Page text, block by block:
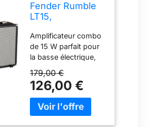
Fender Rumble
LT15,
Combo pour
Guitare Basse
Electrique, Ampli
d'Etude Idéal
pour Basse
Electrique, Noir
Amplificateur combo
de 15 W parfait pour
la basse électrique,
idéal pour les
sessions d’étude et
de pratique Équipé
d’un haut-parleur
Fender de 20,3 cm
179,00 €
126,00 €